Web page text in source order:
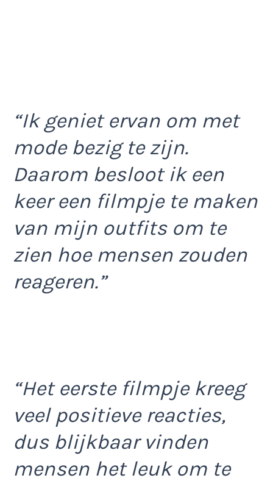
“Ik geniet ervan om met
mode bezig te zijn.
Daarom besloot ik een
keer een filmpje te maken
van mijn outfits om te
zien hoe mensen zouden
reageren.”
“Het eerste filmpje kreeg
veel positieve reacties,
dus blijkbaar vinden
mensen het leuk om te